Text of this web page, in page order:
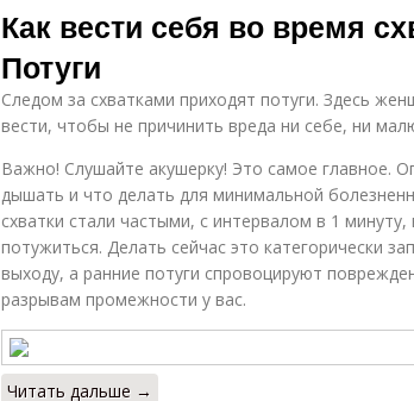
Как вести себя во время
Потуги
Следом за схватками приходят потуги. Здесь
вести, чтобы не причинить вреда ни себе, ни
Важно! Слушайте акушерку! Это самое главное.
дышать и что делать для минимальной
схватки стали частыми, с интервалом в 1
потужиться. Делать сейчас это категорически
выходу, а ранние потуги спровоцируют
разрывам промежности у вас.
Читать дальше →